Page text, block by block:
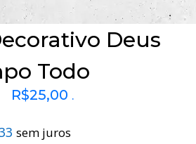
Deus
Todo
R$25,00 .
sem juros